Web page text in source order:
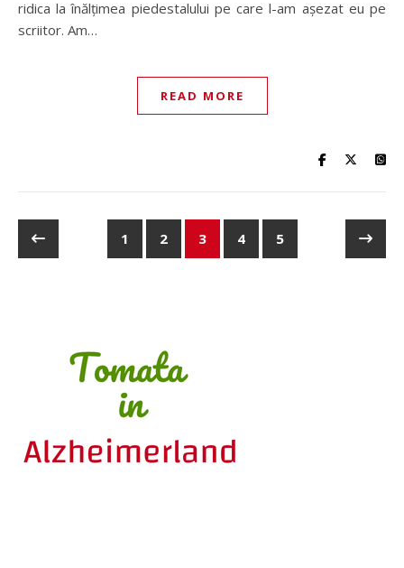
ridica la înălțimea piedestalului pe care l-am așezat eu pe
scriitor. Am…
READ MORE
1 2 3 4 5